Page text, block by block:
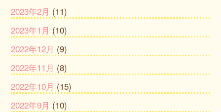
2023年2月 (11)
2023年1月 (10)
2022年12月 (9)
2022年11月 (8)
2022年10月 (15)
2022年9月 (10)